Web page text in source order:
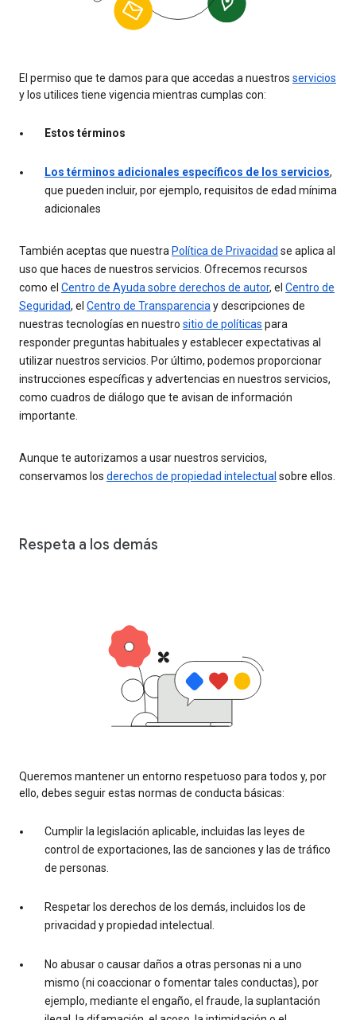
El permiso que te damos para que accedas a nuestros servicios
y los utilices tiene vigencia mientras cumplas con:
Estos términos
Los términos adicionales específicos de los servicios,
que pueden incluir, por ejemplo, requisitos de edad mínima
adicionales
También aceptas que nuestra Política de Privacidad se aplica al
uso que haces de nuestros servicios. Ofrecemos recursos
como el Centro de Ayuda sobre derechos de autor, el Centro de
Seguridad, el Centro de Transparencia y descripciones de
nuestras tecnologías en nuestro sitio de políticas para
responder preguntas habituales y establecer expectativas al
utilizar nuestros servicios. Por último, podemos proporcionar
instrucciones específicas y advertencias en nuestros servicios,
como cuadros de diálogo que te avisan de información
importante.
Aunque te autorizamos a usar nuestros servicios,
conservamos los derechos de propiedad intelectual sobre ellos.
Respeta a los demás
Queremos mantener un entorno respetuoso para todos y, por
ello, debes seguir estas normas de conducta básicas:
Cumplir la legislación aplicable, incluidas las leyes de
control de exportaciones, las de sanciones y las de tráfico
de personas.
Respetar los derechos de los demás, incluidos los de
privacidad y propiedad intelectual.
No abusar o causar daños a otras personas ni a uno
mismo (ni coaccionar o fomentar tales conductas), por
ejemplo, mediante el engaño, el fraude, la suplantación